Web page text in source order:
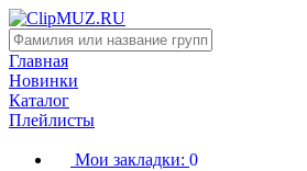
Главная
Новинки
Каталог
Плейлисты
Мои закладки: 0